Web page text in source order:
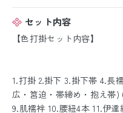
セット内容
【色打掛セット内容】
1.打掛 2.掛下 3.掛下帯 4.長
広・筥迫・帯締め・抱え帯
9.肌襦袢 10.腰紐4本 11.伊達